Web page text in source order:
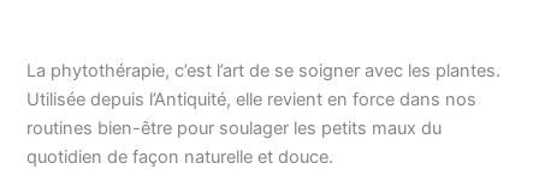
La phytothérapie, c’est l’art de se soigner avec les plantes.
Utilisée depuis l’Antiquité, elle revient en force dans nos
routines bien-être pour soulager les petits maux du
quotidien de façon naturelle et douce.